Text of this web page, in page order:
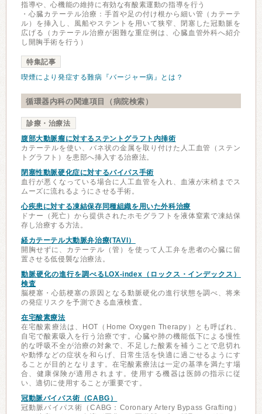
指導や、心機能の維持に有効な有酸素運動の指導を行う
・心臓カテーテル治療：手首や足の付け根から細い管（カテーテ
ル）を挿入し、風船やステントを用いて狭窄、閉塞した冠動脈を
広げる（カテーテル治療が困難な重症例は、心臓血管外科へ紹介
し開胸手術を行う）
特集記事
喫煙により発症する難病『バージャー病』とは？
循環器内科の関連項目（病院検索）
診療・治療法
腹部大動脈瘤に対するステントグラフト内挿術
カテーテルを使い、バネ状の金属を取り付けた人工血管（ステン
トグラフト）を患部へ挿入する治療法。
閉塞性動脈硬化症に対するバイパス手術
血行が悪くなっている場合に人工血管を入れ、血液が末梢までス
ムーズに流れるようにさせる手術。
心疾患に対する凍結保存同種組織を用いた外科治療
ドナー（死亡）から提供されたホモグラフトを液体窒素で凍結保
存し治療する方法。
経カテーテル大動脈弁治療(TAVI）
開胸せずに、カテーテル（管）を使って人工弁を患者の心臓に留
置させる低侵襲な治療法。
動脈硬化の進行を調べるLOX-index（ロックス・インデックス）
検査
脳梗塞・心筋梗塞の原因となる動脈硬化の進行状態を調べ、将来
の発症リスクを予測できる血液検査。
在宅酸素療法
在宅酸素療法は、HOT（Home Oxygen Therapy）とも呼ばれ、
自宅で酸素吸入を行う治療です。心臓や肺の機能低下による慢性
的な呼吸不全が治療の対象で、不足した酸素を補うことで息切れ
や動悸などの症状を和らげ、日常生活を快適に過ごせるようにす
ることが目的となります。在宅酸素療法は一定の基準を満たす場
合、健康保険が適用されます。使用する機器は医師の指示に従
い、適切に使用することが重要です。
冠動脈バイパス術（CABG）
冠動脈バイパス術（CABG：Coronary Artery Bypass Grafting）